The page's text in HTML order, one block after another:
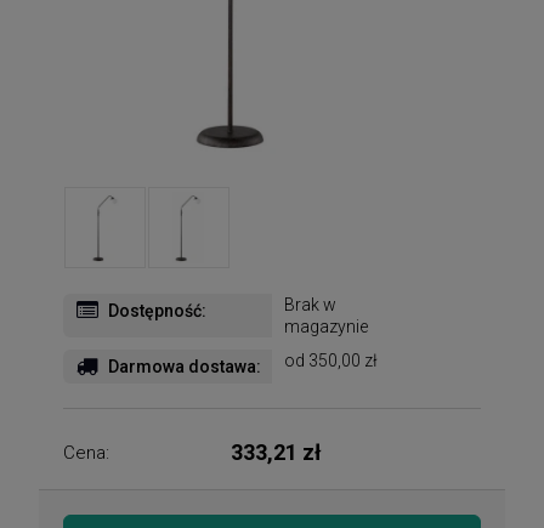
Dostępność:
Brak w
magazynie
Darmowa dostawa: od 350,00 zł
Cena: 333,21 zł